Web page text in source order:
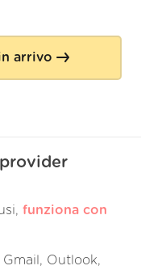
arrivo
provider
funziona con
Outlook,